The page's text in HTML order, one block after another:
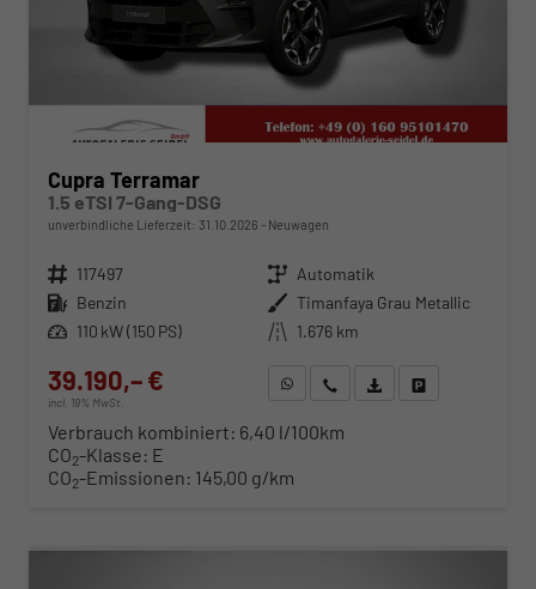
Cupra Terramar
1.5 eTSI 7-Gang-DSG
unverbindliche Lieferzeit: 31.10.2026 Neuwagen
Fahrzeugnr. 117497 Getriebe Automatik
Kraftstoff Benzin Außenfarbe Timanfaya Grau Metallic
Leistung 110 kW (150 PS) Kilometerstand 1.676 km
39.190,– €
incl. 19% MwSt.
WhatsApp anfragen
Wir rufen Sie anFahrzeugexposé (PDF)
Verbrauch kombiniert: 6,40 l/100km
CO2-Klasse: E
CO2-Emissionen: 145,00 g/km